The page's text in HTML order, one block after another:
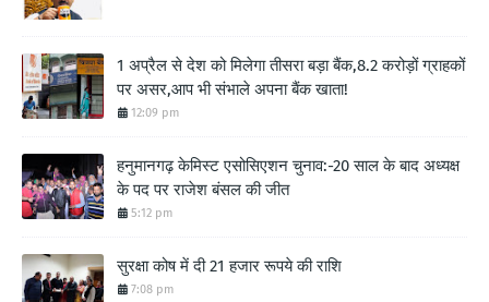
1 अप्रैल से देश को मिलेगा तीसरा बड़ा बैंक,8.2 करोड़ों ग्राहकों
पर असर,आप भी संभाले अपना बैंक खाता!
12:09 pm
हनुमानगढ़ केमिस्ट एसोसिएशन चुनाव:-20 साल के बाद अध्यक्ष
के पद पर राजेश बंसल की जीत
5:12 pm
सुरक्षा कोष में दी 21 हजार रूपये की राशि
7:08 pm